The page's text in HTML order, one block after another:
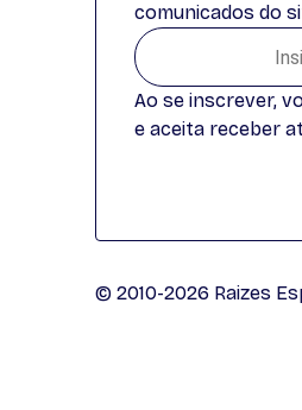
comunicados do
Ao se inscrever,
e aceita receber
© 2010-2026 Raizes